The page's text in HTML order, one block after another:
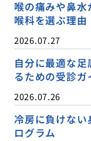
喉の痛みや鼻
喉科を選ぶ理由
2026.07.27
自分に最適な
るための受診ガ
2026.07.26
冷房に負けな
ログラム